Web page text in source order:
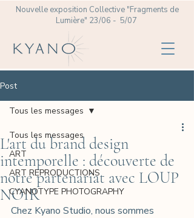
Nouvelle exposition Collective "Fragments de
Lumière" 23/06 - 5/07
Post
Tous les messages
ART
ART REPRODUCTIONS
CYANOTYPE PHOTOGRAPHY
Tous les messages
L'art du brand design
intemporelle : découverte de
notre partenariat avec LOUP
NOIR
Chez Kyano Studio, nous sommes